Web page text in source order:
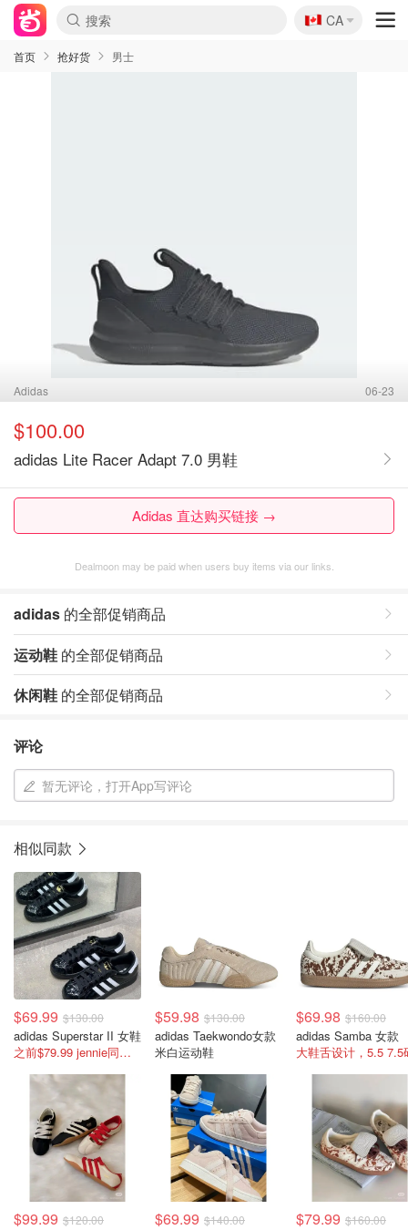
🇨🇦
CA
首页 抢好货 男士
Adidas 06-23
$100.00
adidas Lite Racer Adapt 7.0 男鞋
Adidas 直达购买链接 →
Dealmoon may be paid when users buy items via our links.
adidas 的全部促销商品
运动鞋 的全部促销商品
休闲鞋 的全部促销商品
评论
暂无评论，打开App写评论
相似同款
$69.99 $130.00
adidas Superstar II 女鞋
之前$79.99 jennie同款贝壳鞋!
$59.98 $130.00
adidas Taekwondo女款
米白运动鞋
$69.98 $160.00
adidas Samba 女款
大鞋舌设计，5.5 7.5
$99.99 $120.00 $69.99 $140.00 $79.99 $160.00